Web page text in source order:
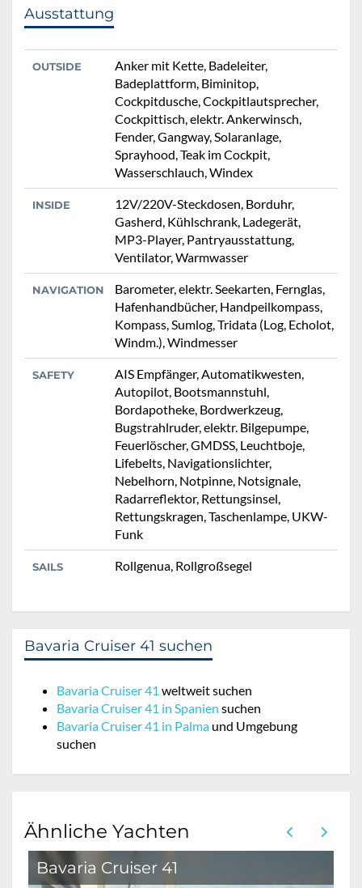
Ausstattung
OUTSIDE
Anker mit Kette, Badeleiter,
Badeplattform, Biminitop,
Cockpitdusche, Cockpitlautsprecher,
Cockpittisch, elektr. Ankerwinsch,
Fender, Gangway, Solaranlage,
Sprayhood, Teak im Cockpit,
Wasserschlauch, Windex
INSIDE
12V/220V-Steckdosen, Borduhr,
Gasherd, Kühlschrank, Ladegerät,
MP3-Player, Pantryausstattung,
Ventilator, Warmwasser
NAVIGATION
Barometer, elektr. Seekarten, Fernglas,
Hafenhandbücher, Handpeilkompass,
Kompass, Sumlog, Tridata (Log, Echolot,
Windm.), Windmesser
SAFETY
AIS Empfänger, Automatikwesten,
Autopilot, Bootsmannstuhl,
Bordapotheke, Bordwerkzeug,
Bugstrahlruder, elektr. Bilgepumpe,
Feuerlöscher, GMDSS, Leuchtboje,
Lifebelts, Navigationslichter,
Nebelhorn, Notpinne, Notsignale,
Radarreflektor, Rettungsinsel,
Rettungskragen, Taschenlampe, UKW-
Funk
SAILS Rollgenua, Rollgroßsegel
Bavaria Cruiser 41 suchen
Bavaria Cruiser 41 weltweit suchen
Bavaria Cruiser 41 in Spanien suchen
Bavaria Cruiser 41 in Palma und Umgebung
suchen
Ähnliche Yachten
Bavaria Cruiser 41